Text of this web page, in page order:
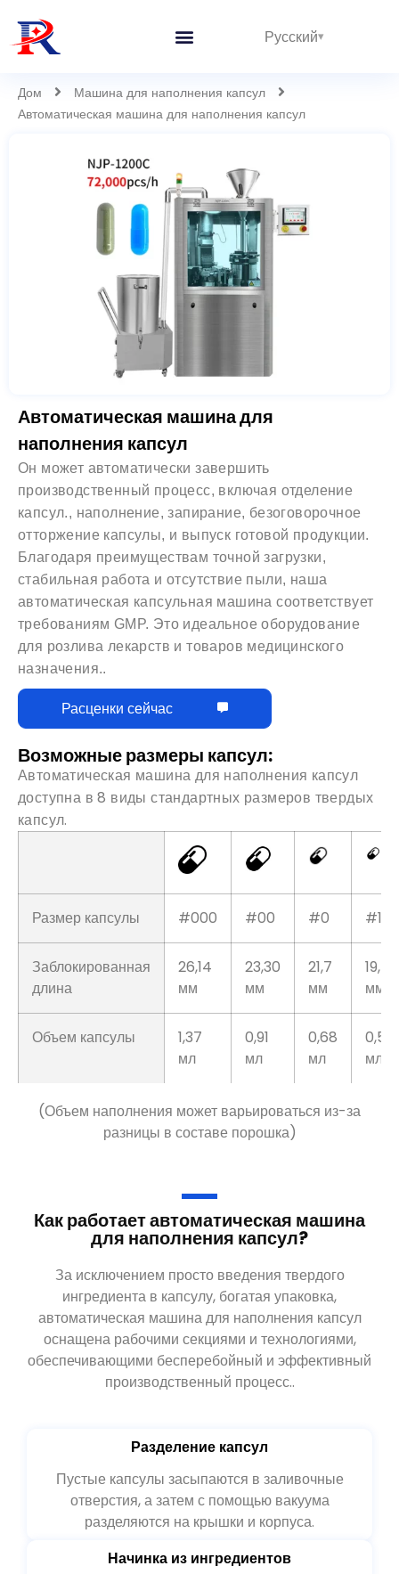
Русский
Дом
Машина для наполнения капсул
Автоматическая машина для наполнения капсул
Автоматическая машина для
наполнения капсул
Он может автоматически завершить
производственный процесс, включая отделение
капсул., наполнение, запирание, безоговорочное
отторжение капсулы, и выпуск готовой продукции.
Благодаря преимуществам точной загрузки,
стабильная работа и отсутствие пыли, наша
автоматическая капсульная машина соответствует
требованиям GMP. Это идеальное оборудование
для розлива лекарств и товаров медицинского
назначения..
Расценки сейчас
Возможные размеры капсул:
Автоматическая машина для наполнения капсул
доступна в 8 виды стандартных размеров твердых
капсул.
Размер капсулы #000 #00 #0 #1
Заблокированная
длина
26,14
мм
23,30
мм
21,7
мм
19,4
мм
Объем капсулы
1,37
мл
0,91
мл
0,68
мл
0,5
мл
(Объем наполнения может варьироваться из-за
разницы в составе порошка)
Как работает автоматическая машина
для наполнения капсул?
За исключением просто введения твердого
ингредиента в капсулу, богатая упаковка,
автоматическая машина для наполнения капсул
оснащена рабочими секциями и технологиями,
обеспечивающими бесперебойный и эффективный
производственный процесс..
Разделение капсул
Пустые капсулы засыпаются в заливочные
отверстия, а затем с помощью вакуума
разделяются на крышки и корпуса.
Начинка из ингредиентов